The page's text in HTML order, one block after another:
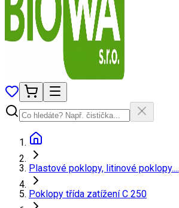
Plastové poklopy, litinové poklopy....
Poklopy třída zatížení C 250